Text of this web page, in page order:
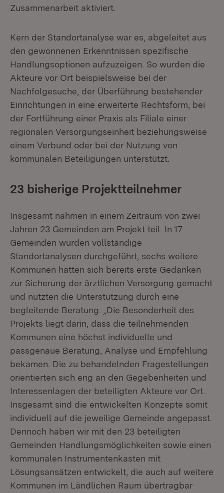
Zusammenarbeit aktiviert.
Kern der Standortanalyse war es, abgeleitet aus
den gewonnenen Erkenntnissen spezifische
Handlungsoptionen aufzuzeigen. So wurden die
Akteure vor Ort beispielsweise bei der
Nachfolgesuche, der Überführung bestehender
Einrichtungen in eine erweiterte Rechtsform, bei
der Fortführung einer Praxis als Filiale einer
regionalen Versorgungseinheit beziehungsweise
einem Verbund oder bei der Nutzung von
kommunalen Beteiligungen unterstützt.
23 bisherige Projektteilnehmer
Insgesamt nahmen in einem Zeitraum von zwei
Jahren 23 Gemeinden am Projekt teil. In 17
Gemeinden wurden vollständige
Standortanalysen durchgeführt, sechs weitere
Kommunen hatten sich bereits erste Gedanken
zur Sicherung der ärztlichen Versorgung gemacht
und nutzten die Unterstützung durch eine
begleitende Beratung. „Die Besonderheit des
Projekts liegt darin, dass die teilnehmenden
Kommunen eine höchst individuelle und
passgenaue Beratung, Analyse und Empfehlung
bekamen. Die zu behandelnden Fragestellungen
orientierten sich eng an den Gegebenheiten und
Interessenlagen der beteiligten Akteure vor Ort.
Insgesamt sind die entwickelten Konzepte somit
individuell auf die jeweilige Gemeinde angepasst.
Dennoch haben wir mit den 23 beteiligten
Gemeinden Handlungsmöglichkeiten sowie einen
kommunalen Instrumentenkasten mit
Lösungsansätzen entwickelt, die auch auf weitere
Kommunen im Ländlichen Raum übertragbar